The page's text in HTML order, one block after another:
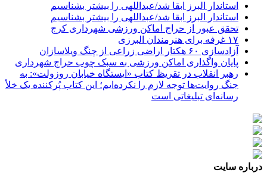
استاندار البرز ابقا شد/عبداللهی را بیشتر بشناسیم
استاندار البرز ابقا شد/عبداللهی را بیشتر بشناسیم
تحقق عبور از حراج اماکن ورزشی شهرداری کرج
۱۷ غرفه برای هنرمندان البرزی
آزادسازی ۶۰ هکتار اراضی زراعی از چنگ ویلاسازان
پایان واگذاری اماکن ورزشی به سبک چوب حراج شهرداری
رهبر انقلاب در تقریظ کتاب «ایستگاه خیابان روزولت»: به
جنگ روایت‌ها توجه لازم را نکرده‌ایم؛ این کتاب پُرکننده‌ یک خلأ
رسانه‌ای تبلیغاتی است
درباره سایت